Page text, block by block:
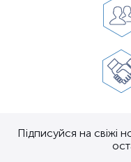
Підписуйся на свіжі